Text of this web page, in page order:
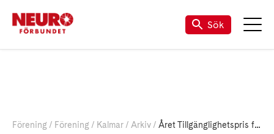
Sök
Förening Förening Kalmar Arkiv Året Tillgänglighetspris från Kalmar Kommun